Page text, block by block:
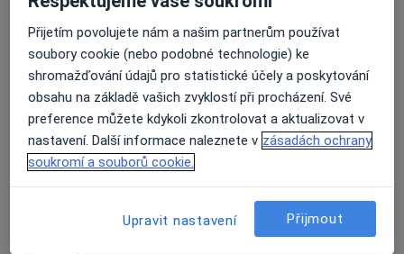
Přiblížit mapuse otevře v nové záložce
Dostupnost
Na této adrese online kalendář není aktivní
Co mám v takové situaci udělat?
Způsoby platby (soukromé návštěvy)
Na teto adrese lékař přijímá pacienty na pojišťovnu
Přijetím povolujete nám a našim partnerům používat
soubory cookie (nebo podobné technologie) ke
shromažďování údajů pro statistické účely a poskytování
obsahu na základě vašich zvyklostí při procházení. Své
preference můžete kdykoli zkontrolovat a aktualizovat v
nastavení. Další informace naleznete v zásadách ochrany
soukromí a souborů cookie.
Upravit nastavení Přijmout